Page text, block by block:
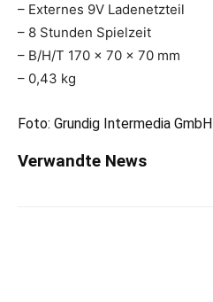
– Externes 9V Ladenetzteil
– 8 Stunden Spielzeit
– B/H/T 170 x 70 x 70 mm
– 0,43 kg
Foto: Grundig Intermedia GmbH
Verwandte News